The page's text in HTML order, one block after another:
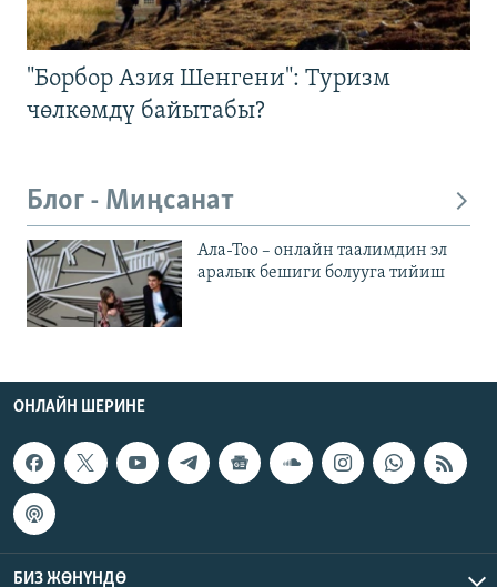
"Борбор Азия Шенгени": Туризм
чөлкөмдү байытабы?
Блог - Миңсанат
Ала-Тоо – онлайн таалимдин эл
аралык бешиги болууга тийиш
ОНЛАЙН ШЕРИНЕ
БИЗ ЖӨНҮНДӨ